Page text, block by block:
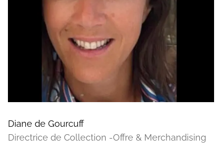
Diane de Gourcuff
Directrice de Collection -Offre & Merchandising